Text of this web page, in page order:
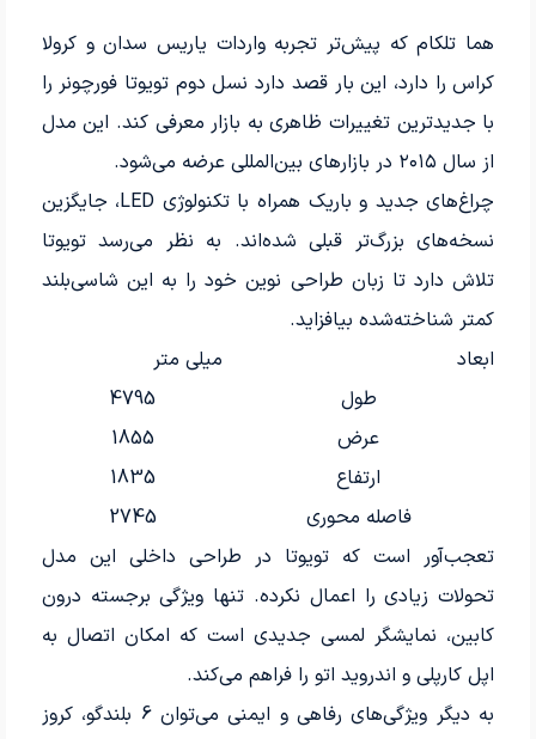
هما تلکام که پیش‌تر تجربه واردات یاریس سدان و کرولا
کراس را دارد، این بار قصد دارد نسل دوم تویوتا فورچونر را
با جدیدترین تغییرات ظاهری به بازار معرفی کند. این مدل
از سال ۲۰۱۵ در بازارهای بین‌المللی عرضه می‌شود.
چراغ‌های جدید و باریک همراه با تکنولوژی LED، جایگزین
نسخه‌های بزرگ‌تر قبلی شده‌اند. به نظر می‌رسد تویوتا
تلاش دارد تا زبان طراحی نوین خود را به این شاسی‌بلند
کمتر شناخته‌شده بیافزاید.
ابعاد
میلی متر
طول
4795
عرض
1855
ارتفاع
1835
فاصله محوری
2745
تعجب‌آور است که تویوتا در طراحی داخلی این مدل
تحولات زیادی را اعمال نکرده. تنها ویژگی برجسته درون
کابین، نمایشگر لمسی جدیدی است که امکان اتصال به
اپل کارپلی و اندروید اتو را فراهم می‌کند.
به دیگر ویژگی‌های رفاهی و ایمنی می‌توان 6 بلندگو، کروز